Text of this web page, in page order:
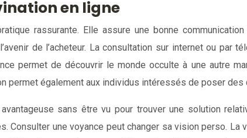
en ligne
rassurante. Elle assure une bonne
de l’acheteur. La consultation sur internet ou
permet de découvrir le monde occulte à une autre
permet également aux individus intéressés de poser
sans être vu pour trouver une solution
Consulter une voyance peut changer sa vision perso.